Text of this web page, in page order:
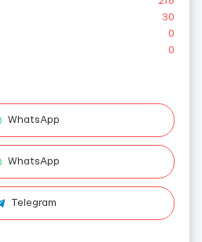
30
0
0
WhatsApp
WhatsApp
Telegram